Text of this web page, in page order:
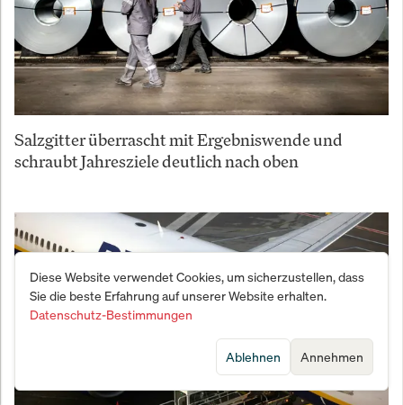
Salzgitter überrascht mit Ergebniswende und
schraubt Jahresziele deutlich nach oben
Diese Website verwendet Cookies, um sicherzustellen, dass
Sie die beste Erfahrung auf unserer Website erhalten.
Datenschutz-Bestimmungen
Annehmen
Ablehnen